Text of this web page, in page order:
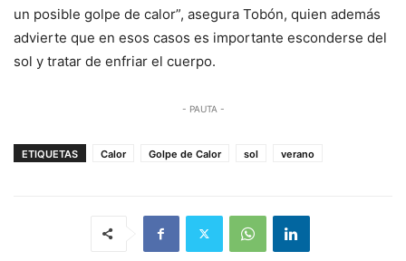
un posible golpe de calor”, asegura Tobón, quien además
advierte que en esos casos es importante esconderse del
sol y tratar de enfriar el cuerpo.
- PAUTA -
ETIQUETAS Calor Golpe de Calor sol verano